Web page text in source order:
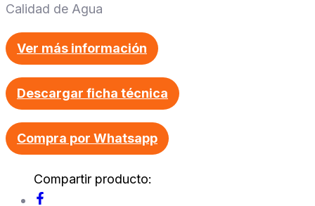
Calidad de Agua
Ver más información
Descargar ficha técnica
Compra por Whatsapp